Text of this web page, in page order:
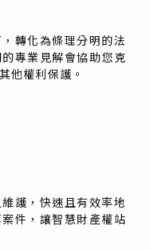
轉化為條理分明的法
專業見解會協助您克
他權利保護。
護，快速且有效率地
件，讓智慧財產權站